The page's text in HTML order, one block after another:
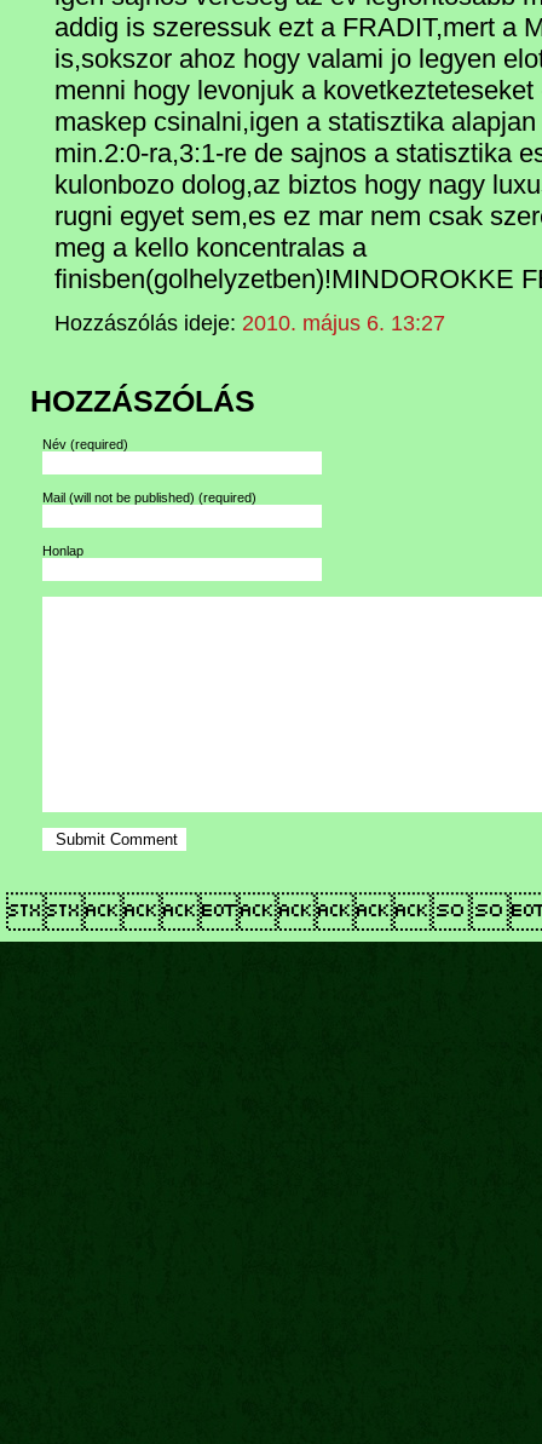
addig is szeressuk ezt a FRADIT,mert a
is,sokszor ahoz hogy valami jo legyen
menni hogy levonjuk a
maskep csinalni,igen a statisztika
min.2:0-ra,3:1-re de sajnos a statisztika
kulonbozo dolog,az biztos hogy nagy
rugni egyet sem,es ez mar nem csak
meg a kello koncentralas a
finisben(golhelyzetben)!MINDOROKKE
Hozzászólás ideje: 2010. május 6. 13:27
HOZZÁSZÓLÁS
Név (required)
Mail (will not be published) (required)
Honlap